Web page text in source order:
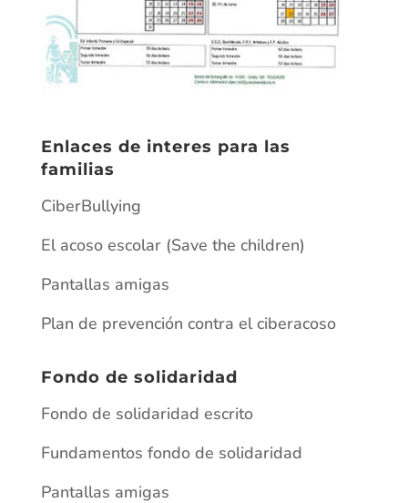
Enlaces de interes para las
familias
CiberBullying
El acoso escolar (Save the children)
Pantallas amigas
Plan de prevención contra el ciberacoso
Fondo de solidaridad
Fondo de solidaridad escrito
Fundamentos fondo de solidaridad
Pantallas amigas